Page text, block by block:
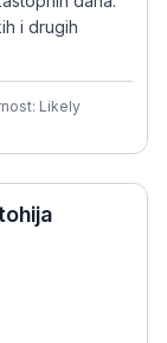
i drugih
Likely